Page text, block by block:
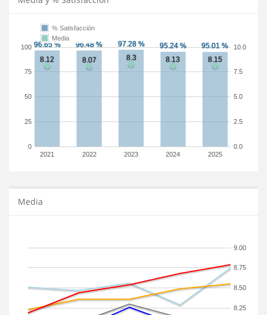
2021 2022 2023 2024 2025
0
25
50
75
100
0.0
2.5
5.0
7.5
10.0
% Satisfacción
Media
Media
8.25
8.50
8.75
9.00